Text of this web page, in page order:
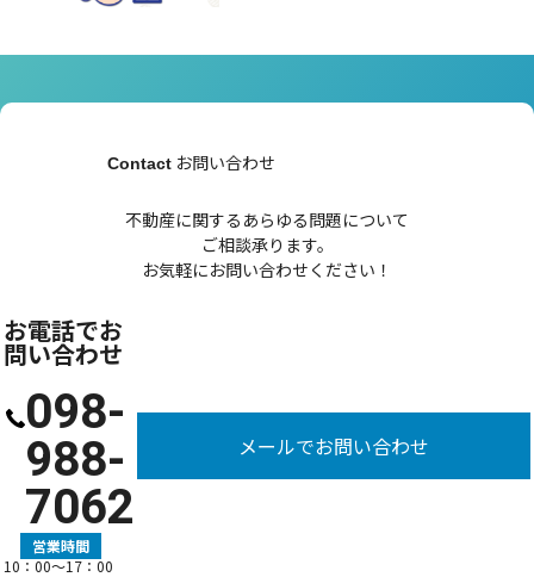
Contact お問い合わせ
不動産に関するあらゆる問題について
ご相談承ります。
お気軽にお問い合わせください！
お電話でお
問い合わせ
098-
988-
7062
営業時間
10：00〜17：00
メールでお問い合わせ